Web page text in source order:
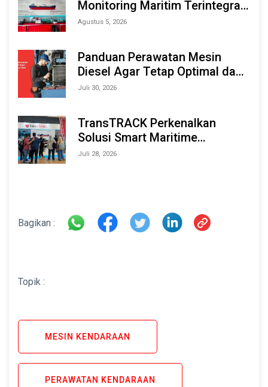
Monitoring Maritim Terintegrasi
Berbasis AI & IoT di Indonesia
Agustus 5, 2026
Panduan Perawatan Mesin
Diesel Agar Tetap Optimal dan
Tahan Lama
Juli 30, 2026
TransTRACK Perkenalkan
Solusi Smart Maritime
Monitoring Berbasis AI dan IoT
Juli 28, 2026
Bagikan :
Topik :
MESIN KENDARAAN
PERAWATAN KENDARAAN